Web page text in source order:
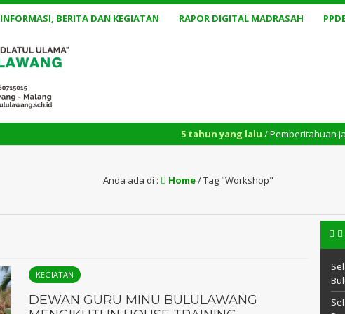
INFORMASI, BERITA DAN KEGIATAN RAPOR DIGITAL MADRASAH
5 tahun yang lalu/ Pemberitahuan jadwal
Anda ada di : Home/Tag "Workshop"
KEGIATAN
DEWAN GURU MINU BULULAWANG